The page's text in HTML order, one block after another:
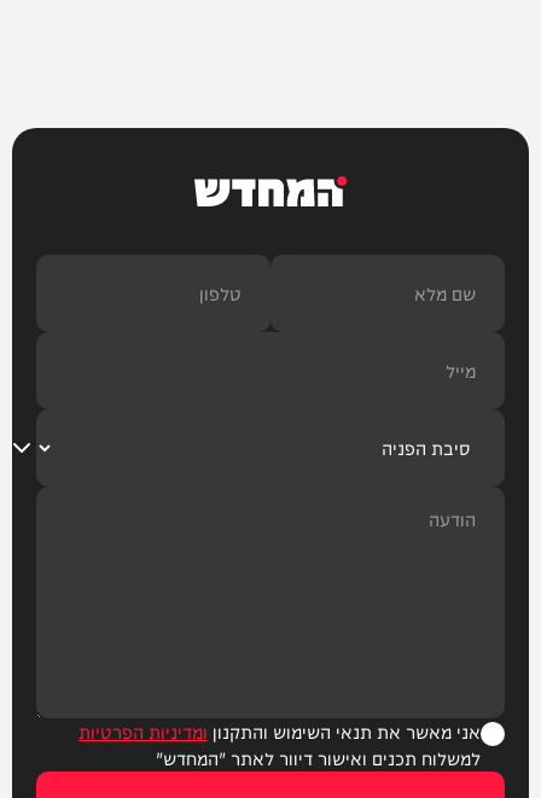
המחדש
אני מאשר את תנאי השימוש והתקנון ומדיניות הפרטיות
למשלוח תכנים ואישור דיוור לאתר "המחדש"